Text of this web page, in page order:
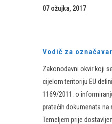
07 ožujka, 2017
Vodič za
Zakonodavni okvir koji
cijelom teritoriju EU
1169/2011. o
pratećih dokumenata na
Temeljem prije